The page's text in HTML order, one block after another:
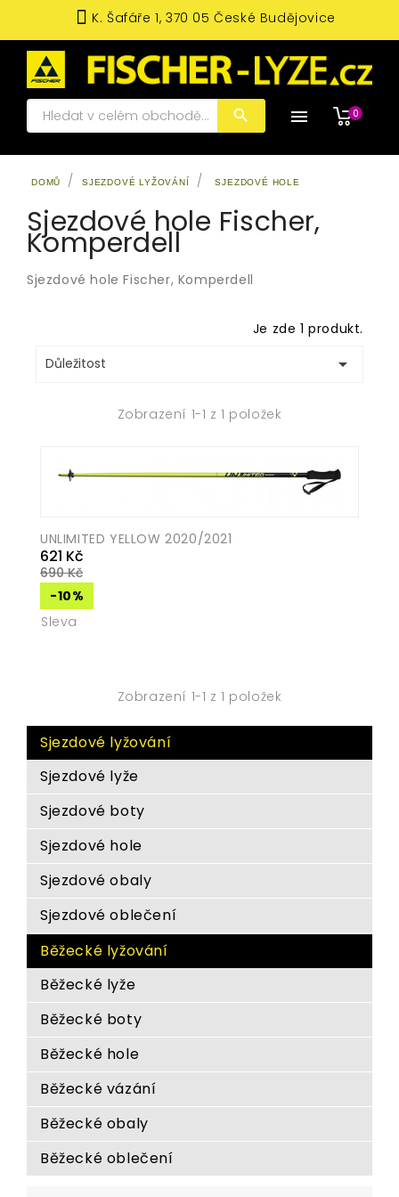
K. Šafáře 1, 370 05 České Budějovice
 0
DOMŮ SJEZDOVÉ LYŽOVÁNÍ SJEZDOVÉ HOLE
Sjezdové hole Fischer,
Komperdell
Sjezdové hole Fischer, Komperdell
Je zde 1 produkt.
Důležitost

Zobrazení 1-1 z 1 položek
UNLIMITED YELLOW 2020/2021
621 Kč
690 Kč
Cena
-10%
Sleva
Zobrazení 1-1 z 1 položek
Sjezdové lyžování
Sjezdové lyže
Sjezdové boty
Sjezdové hole
Sjezdové obaly
Sjezdové oblečení
Běžecké lyžování
Běžecké lyže
Běžecké boty
Běžecké hole
Běžecké vázání
Běžecké obaly
Běžecké oblečení